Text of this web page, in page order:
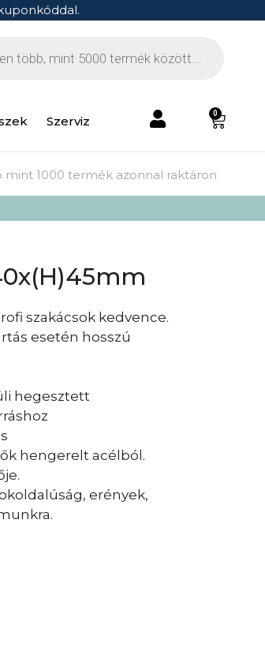
Szerviz
0
mint 1000 termék azonnal raktáron
szakácsok kedvence.
esetén hosszú
hegesztett
hengerelt acélból.
erények,